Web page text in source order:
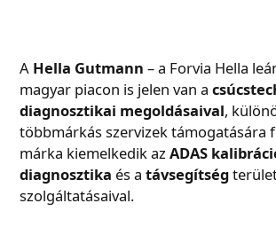
A Hella Gutmann – a Forvia Hella
magyar piacon is jelen van a
diagnosztikai megoldásaival,
többmárkás szervizek támogatására
márka kiemelkedik azADAS
diagnosztika és a távsegítség
szolgáltatásaival.